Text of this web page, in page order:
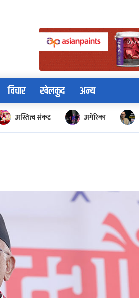
विचार खेलकुद अन्य
अस्तित्व संकट अमेरिका